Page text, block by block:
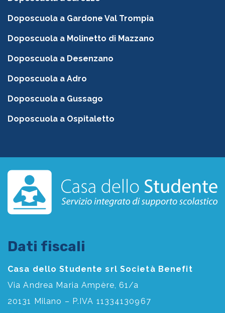
Doposcuola a Gardone Val Trompia
Doposcuola a Molinetto di Mazzano
Doposcuola a Desenzano
Doposcuola a Adro
Doposcuola a Gussago
Doposcuola a Ospitaletto
Dati fiscali
Casa dello Studente srl Società Benefit
Via Andrea Maria Ampère, 61/a
20131 Milano – P.IVA 11334130967